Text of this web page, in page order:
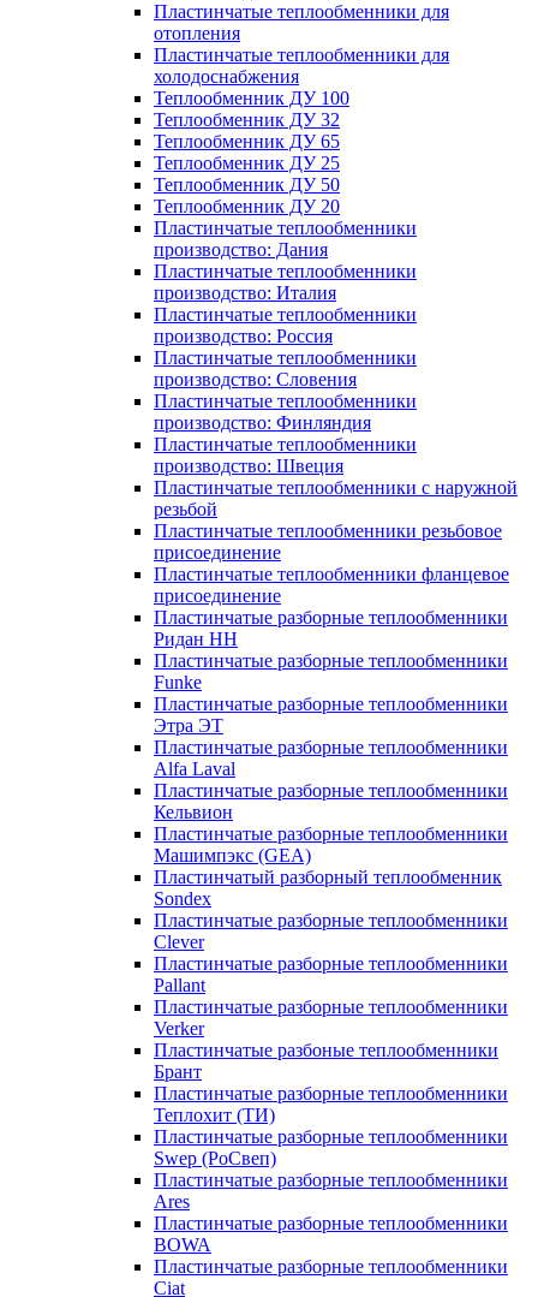
Пластинчатые теплообменники для
отопления
Пластинчатые теплообменники для
холодоснабжения
Теплообменник ДУ 100
Теплообменник ДУ 32
Теплообменник ДУ 65
Теплообменник ДУ 25
Теплообменник ДУ 50
Теплообменник ДУ 20
Пластинчатые теплообменники
производство: Дания
Пластинчатые теплообменники
производство: Италия
Пластинчатые теплообменники
производство: Россия
Пластинчатые теплообменники
производство: Словения
Пластинчатые теплообменники
производство: Финляндия
Пластинчатые теплообменники
производство: Швеция
Пластинчатые теплообменники с наружной
резьбой
Пластинчатые теплообменники резьбовое
присоединение
Пластинчатые теплообменники фланцевое
присоединение
Пластинчатые разборные теплообменники
Ридан НН
Пластинчатые разборные теплообменники
Funke
Пластинчатые разборные теплообменники
Этра ЭТ
Пластинчатые разборные теплообменники
Alfa Laval
Пластинчатые разборные теплообменники
Кельвион
Пластинчатые разборные теплообменники
Машимпэкс (GEA)
Пластинчатый разборный теплообменник
Sondex
Пластинчатые разборные теплообменники
Clever
Пластинчатые разборные теплообменники
Pallant
Пластинчатые разборные теплообменники
Verker
Пластинчатые разбоные теплообменники
Брант
Пластинчатые разборные теплообменники
Теплохит (ТИ)
Пластинчатые разборные теплообменники
Swep (РоСвеп)
Пластинчатые разборные теплообменники
Ares
Пластинчатые разборные теплообменники
BOWA
Пластинчатые разборные теплообменники
Ciat